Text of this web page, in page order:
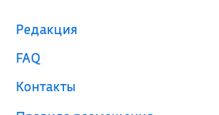
Редакция
FAQ
Контакты